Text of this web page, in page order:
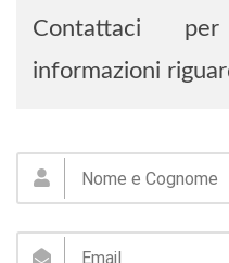
Contattaci
informazioni